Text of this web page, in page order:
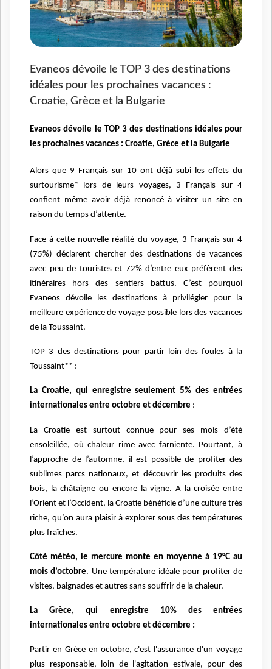
Evaneos dévoile le TOP 3 des destinations
idéales pour les prochaines vacances :
Croatie, Grèce et la Bulgarie
Evaneos dévoile le TOP 3 des destinations idéales pour
les prochaines vacances : Croatie, Grèce et la Bulgarie
Alors que 9 Français sur 10 ont déjà subi les effets du
surtourisme* lors de leurs voyages, 3 Français sur 4
confient même avoir déjà renoncé à visiter un site en
raison du temps d’attente.
Face à cette nouvelle réalité du voyage, 3 Français sur 4
(75%) déclarent chercher des destinations de vacances
avec peu de touristes et 72% d’entre eux préfèrent des
itinéraires hors des sentiers battus. C’est pourquoi
Evaneos dévoile les destinations à privilégier pour la
meilleure expérience de voyage possible lors des vacances
de la Toussaint.
TOP 3 des destinations pour partir loin des foules à la
Toussaint** :
La Croatie, qui enregistre seulement 5% des entrées
internationales entre octobre et décembre :
La Croatie est surtout connue pour ses mois d’été
ensoleillée, où chaleur rime avec farniente. Pourtant, à
l’approche de l’automne, il est possible de profiter des
sublimes parcs nationaux, et découvrir les produits des
bois, la châtaigne ou encore la vigne. A la croisée entre
l’Orient et l’Occident, la Croatie bénéficie d’une culture très
riche, qu’on aura plaisir à explorer sous des températures
plus fraîches.
Côté météo, le mercure monte en moyenne à 19°C au
mois d’octobre. Une température idéale pour profiter de
visites, baignades et autres sans souffrir de la chaleur.
La Grèce, qui enregistre 10% des entrées
internationales entre octobre et décembre :
Partir en Grèce en octobre, c'est l'assurance d'un voyage
plus responsable, loin de l'agitation estivale, pour des